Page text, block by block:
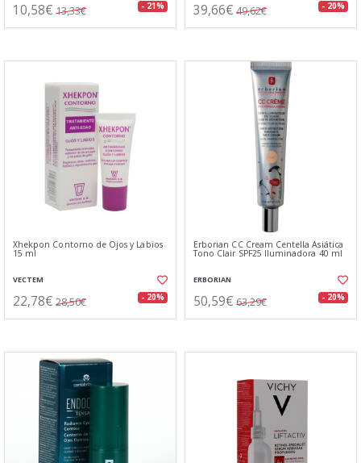
10,58€ 13,33€ - 21% 39,66€ 49,62€ - 20%
Xhekpon Contorno de Ojos y Labios
15 ml
VECTEM
22,78€ 28,50€ - 20%
Erborian CC Cream Centella Asiática
Tono Clair SPF25 Iluminadora 40 ml
ERBORIAN
50,59€ 63,29€ - 20%